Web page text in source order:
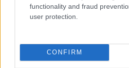
functionality and fraud
user protection.
CONFIRM
La Universidad de La Rioja despidió